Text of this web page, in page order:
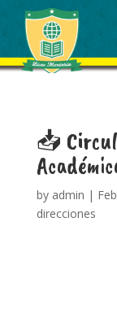
📥
by admin |
direcciones